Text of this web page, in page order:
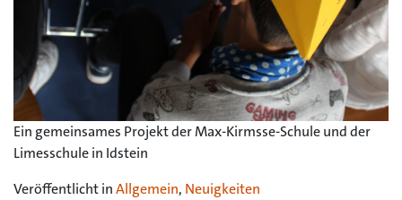
Ein gemeinsames Projekt der Max-Kirmsse-Schule und der
Limesschule in Idstein
Veröffentlicht inAllgemein, Neuigkeiten